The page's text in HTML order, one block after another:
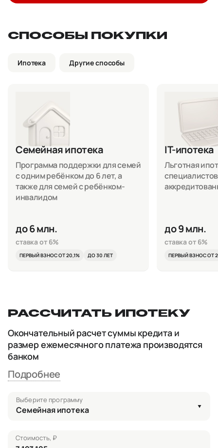
СПОСОБЫ ПОКУПКИ
Ипотека Другие способы
Семейная ипотека
Программа поддержки для семей
с одним ребёнком до 6 лет, а
также для семей с ребёнком-
инвалидом
до 6 млн.
ставка от 6%
ПЕРВЫЙ ВЗНОС ОТ 20,1% ДО 30 ЛЕТ
IT-ипотека
Льготная
до 9 млн.
ставка от 6%
ПЕРВЫЙ ВЗНОС ОТ
РАССЧИТАТЬ ИПОТЕКУ
Окончательный расчет суммы кредита и
размер ежемесячного платежа производятся
банком
Подробнее
Выберите программу
Семейная ипотека
Стоимость, ₽